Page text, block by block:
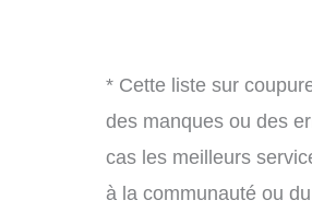
* Cette liste sur
des manques ou des
cas les meilleurs
à la communauté ou